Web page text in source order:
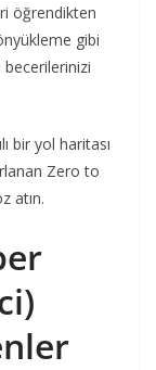
öğrendikten
gibi
becerilerinizi
bir yol haritası
Zero to
atın.